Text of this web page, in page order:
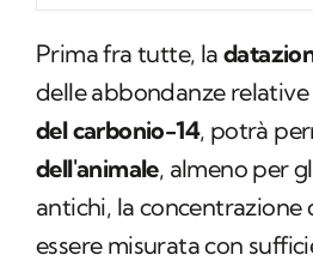
Prima fra tutte, la
delle abbondanze
del carbonio-14, potrà
dell'animale, almeno per
antichi, la
essere misurata con